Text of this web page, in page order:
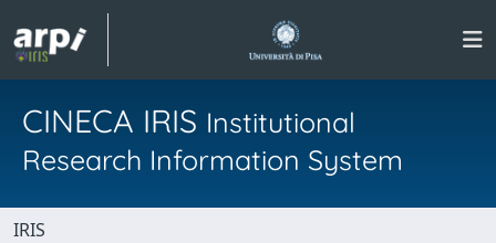
CINECA IRIS Institutional
Research Information System
IRIS